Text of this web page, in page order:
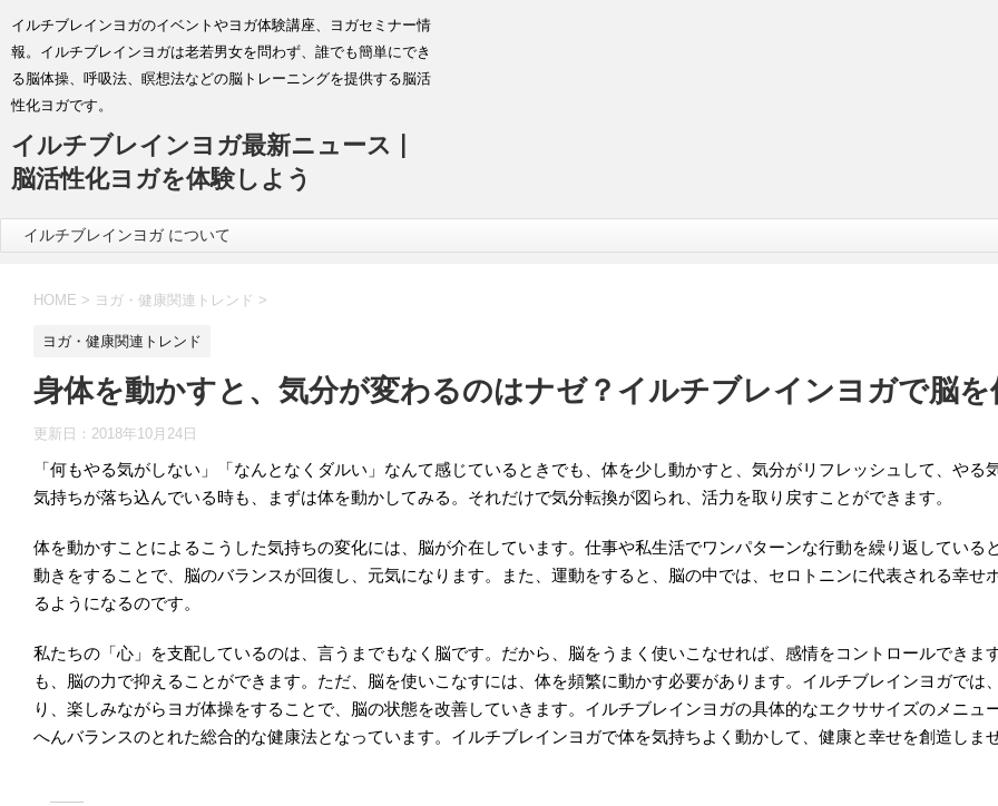
イルチブレインヨガのイベントやヨガ体験講座、ヨガセミナー情
報。イルチブレインヨガは老若男女を問わず、誰でも簡単にでき
る脳体操、呼吸法、瞑想法などの脳トレーニングを提供する脳活
性化ヨガです。
イルチブレインヨガ最新ニュース |
脳活性化ヨガを体験しよう
イルチブレインヨガ について
HOME > ヨガ・健康関連トレンド >
ヨガ・健康関連トレンド
身体を動かすと、気分が変わるのはナゼ？イルチブレインヨガで脳を
更新日： 2018年10月24日
「何もやる気がしない」「なんとなくダルい」なんて感じているときでも、体を少し動かすと、気分がリフレッシュして、やる
気持ちが落ち込んでいる時も、まずは体を動かしてみる。それだけで気分転換が図られ、活力を取り戻すことができます。
体を動かすことによるこうした気持ちの変化には、脳が介在しています。仕事や私生活でワンパターンな行動を繰り返している
動きをすることで、脳のバランスが回復し、元気になります。また、運動をすると、脳の中では、セロトニンに代表される幸
るようになるのです。
私たちの「心」を支配しているのは、言うまでもなく脳です。だから、脳をうまく使いこなせれば、感情をコントロールでき
も、脳の力で抑えることができます。ただ、脳を使いこなすには、体を頻繁に動かす必要があります。イルチブレインヨガで
り、楽しみながらヨガ体操をすることで、脳の状態を改善していきます。イルチブレインヨガの具体的なエクササイズのメニ
へんバランスのとれた総合的な健康法となっています。イルチブレインヨガで体を気持ちよく動かして、健康と幸せを創造しま